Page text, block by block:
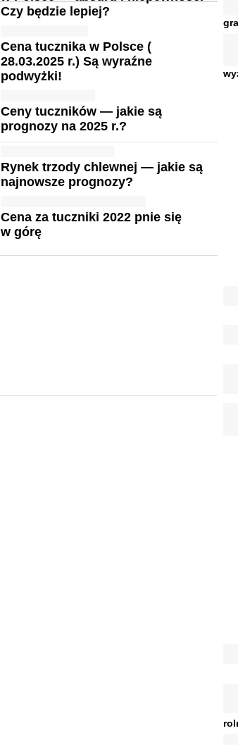
Czy będzie lepiej?
Cena tucznika w Polsce (
28.03.2025 r.) Są wyraźne
podwyżki!
Ceny tuczników — jakie są
prognozy na 2025 r.?
Rynek trzody chlewnej — jakie są
najnowsze prognozy?
Cena za tuczniki 2022 pnie się
w górę